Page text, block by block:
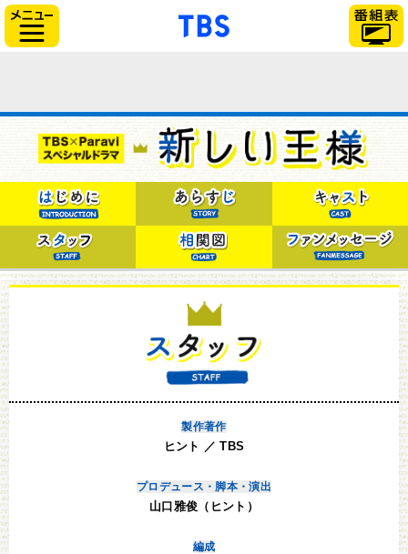
「TBSテレビ」トップ
はじめに あらすじ キャスト
スタッフ 相関図 ファンメッセージ
製作著作
ヒント ／ TBS
プロデュース・脚本・演出
山口雅俊（ヒント）
編成